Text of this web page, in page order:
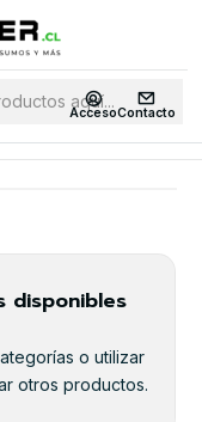
AccesoContacto
a Todo Chile · Retiro en
disponibles
o utilizar
otros productos.